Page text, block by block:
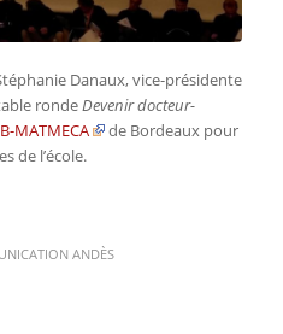
Danaux, vice-présidente
rondeDevenir docteur-
MATMECA
de Bordeaux pour
de l’école.
ANDÈS